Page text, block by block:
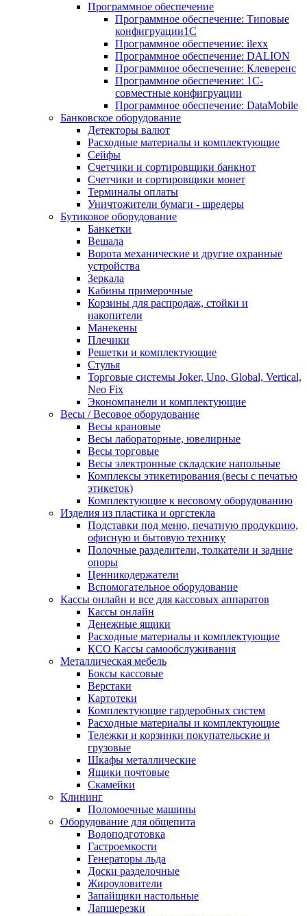
Программное обеспечение
Программное обеспечение: Типовые
конфигруации1С
Программное обеспечение: ilexx
Программное обеспечение: DALION
Программное обеспечение: Клеверенс
Программное обеспечение: 1С-
совместные конфигруации
Программное обеспечение: DataMobile
Банковское оборудование
Детекторы валют
Расходные материалы и комплектующие
Сейфы
Счетчики и сортировщики банкнот
Счетчики и сортировщики монет
Терминалы оплаты
Уничтожители бумаги - шредеры
Бутиковое оборудование
Банкетки
Вешала
Ворота механические и другие охранные
устройства
Зеркала
Кабины примерочные
Корзины для распродаж, стойки и
накопители
Манекены
Плечики
Решетки и комплектующие
Стулья
Торговые системы Joker, Uno, Global, Vertical,
Neo Fix
Экономпанели и комплектующие
Весы / Весовое оборудование
Весы крановые
Весы лабораторные, ювелирные
Весы торговые
Весы электронные складские напольные
Комплексы этикетирования (весы с печатью
этикеток)
Комплектующие к весовому оборудованию
Изделия из пластика и оргстекла
Подставки под меню, печатную продукцию,
офисную и бытовую технику
Полочные разделители, толкатели и задние
опоры
Ценникодержатели
Вспомогательное оборудование
Кассы онлайн и все для кассовых аппаратов
Кассы онлайн
Денежные ящики
Расходные материалы и комплектующие
КСО Кассы самообслуживания
Металлическая мебель
Боксы кассовые
Верстаки
Картотеки
Комплектующие гардеробных систем
Расходные материалы и комплектующие
Тележки и корзинки покупательские и
грузовые
Шкафы металлические
Ящики почтовые
Скамейки
Клининг
Поломоечные машины
Оборудование для общепита
Водоподготовка
Гастроемкости
Генераторы льда
Доски разделочные
Жироуловители
Запайщики настольные
Лапшерезки